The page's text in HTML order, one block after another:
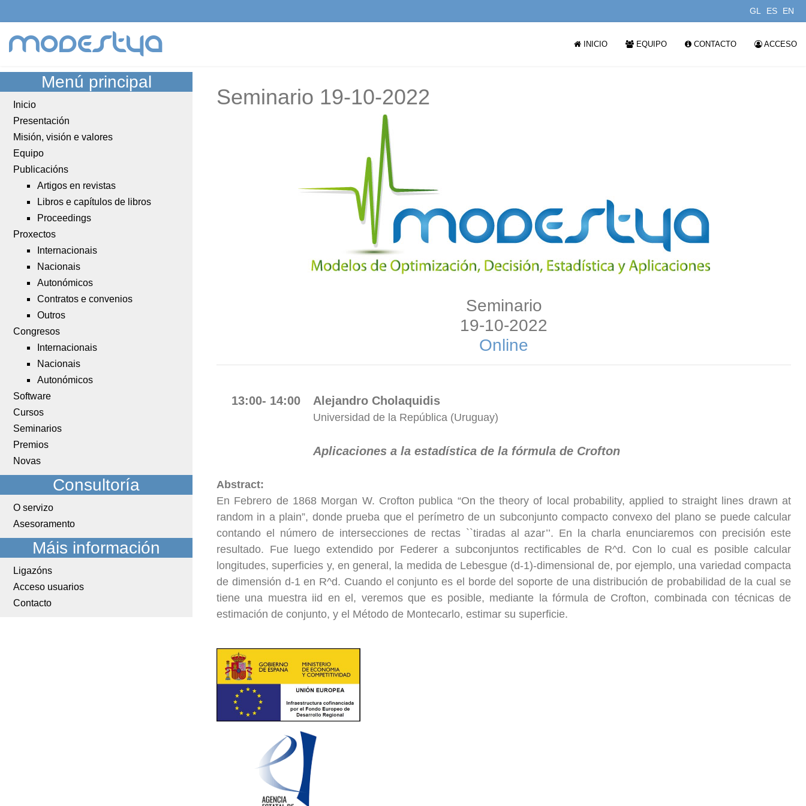
GL ES EN
modestya INICIO EQUIPO CONTACTO ACCESO
Menú principal
Inicio
Presentación
Misión, visión e valores
Equipo
Publicacións
Artigos en revistas
Libros e capítulos de libros
Proceedings
Proxectos
Internacionais
Nacionais
Autonómicos
Contratos e convenios
Outros
Congresos
Internacionais
Nacionais
Autonómicos
Software
Cursos
Seminarios
Premios
Novas
Consultoría
O servizo
Asesoramento
Máis información
Ligazóns
Acceso usuarios
Contacto
Seminario 19-10-2022
Seminario
19-10-2022
Online
13:00- 14:00 Alejandro Cholaquidis
Universidad de la República (Uruguay)
Aplicaciones a la estadística de la fórmula de Crofton
Abstract:
En Febrero de 1868 Morgan W. Crofton publica “On the theory of local probability, applied to straight lines drawn at
random in a plain”, donde prueba que el perímetro de un subconjunto compacto convexo del plano se puede calcular
contando el número de intersecciones de rectas ``tiradas al azar’’. En la charla enunciaremos con precisión este
resultado. Fue luego extendido por Federer a subconjuntos rectificables de R^d. Con lo cual es posible calcular
longitudes, superficies y, en general, la medida de Lebesgue (d-1)-dimensional de, por ejemplo, una variedad compacta
de dimensión d-1 en R^d. Cuando el conjunto es el borde del soporte de una distribución de probabilidad de la cual se
tiene una muestra iid en el, veremos que es posible, mediante la fórmula de Crofton, combinada con técnicas de
estimación de conjunto, y el Método de Montecarlo, estimar su superficie.